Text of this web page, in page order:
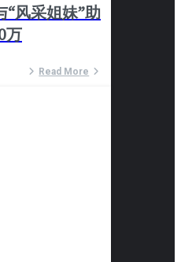
“风采姐妹”助
万
Read More